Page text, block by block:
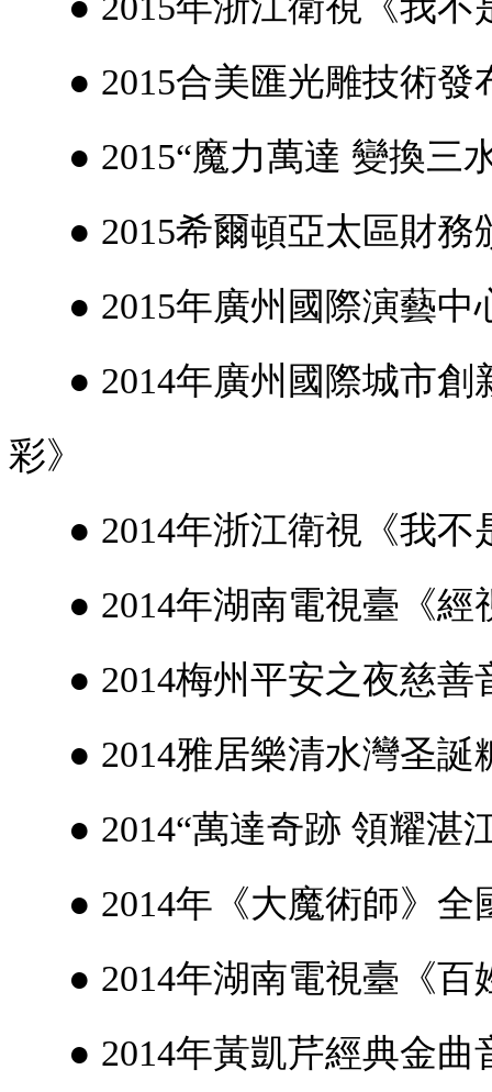
● 2015合美匯光雕技術發
● 2015“魔力萬達 變換三
● 2015希爾頓亞太區財務
● 2015年廣州國際演藝中
● 2014年廣州國際城市創
彩》
● 2014年浙江衛視《我不
● 2014年湖南電視臺《經
● 2014梅州平安之夜慈善
● 2014雅居樂清水灣圣誕
● 2014“萬達奇跡 領耀湛
● 2014年《大魔術師》全
● 2014年湖南電視臺《百
● 2014年黃凱芹經典金曲